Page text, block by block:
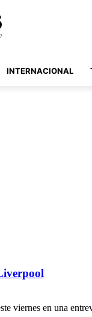
INTERNACIONAL
viernes en una